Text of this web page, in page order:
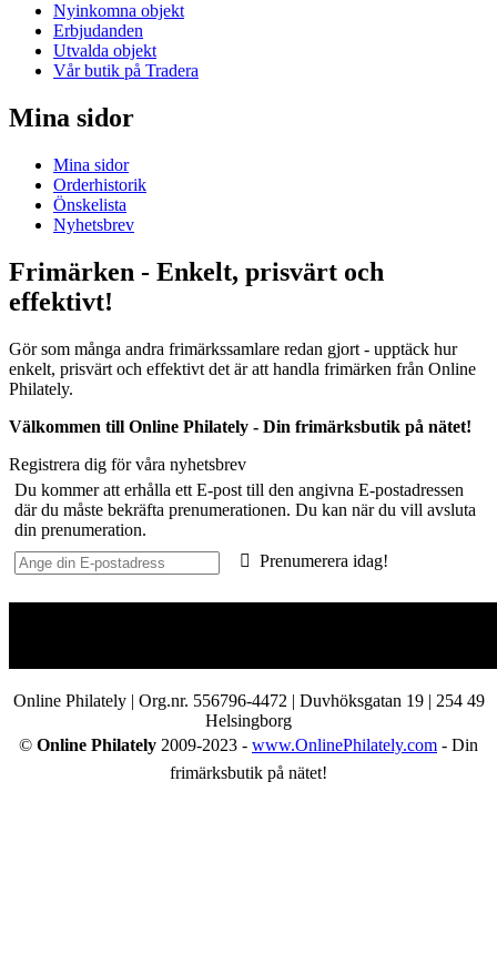
Nyinkomna objekt
Erbjudanden
Utvalda objekt
Vår butik på Tradera
Mina sidor
Mina sidor
Orderhistorik
Önskelista
Nyhetsbrev
Frimärken - Enkelt, prisvärt och
effektivt!
Gör som många andra frimärkssamlare redan gjort - upptäck hur
enkelt, prisvärt och effektivt det är att handla frimärken från Online
Philately.
Välkommen till Online Philately - Din frimärksbutik på nätet!
Registrera dig för våra nyhetsbrev
Du kommer att erhålla ett E-post till den angivna E-postadressen
där du måste bekräfta prenumerationen. Du kan när du vill avsluta
din prenumeration.
Prenumerera idag!
Online Philately | Org.nr. 556796-4472 | Duvhöksgatan 19 | 254 49
Helsingborg
© Online Philately 2009-2023 - www.OnlinePhilately.com - Din
frimärksbutik på nätet!